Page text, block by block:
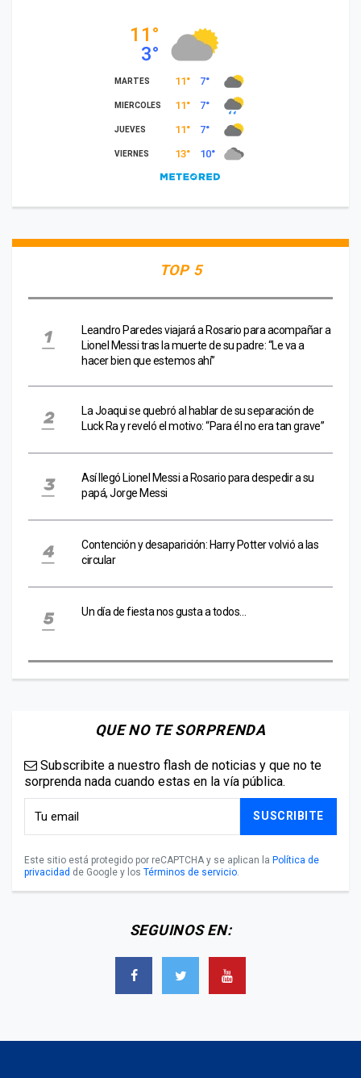
TOP 5
Leandro Paredes viajará a Rosario para acompañar a
Lionel Messi tras la muerte de su padre: “Le va a
hacer bien que estemos ahí”
La Joaqui se quebró al hablar de su separación de
Luck Ra y reveló el motivo: “Para él no era tan grave”
Así llegó Lionel Messi a Rosario para despedir a su
papá, Jorge Messi
Contención y desaparición: Harry Potter volvió a las
circular
Un día de fiesta nos gusta a todos…
QUE NO TE SORPRENDA
Subscribite a nuestro flash de noticias y que no te
sorprenda nada cuando estas en la vía pública.
SUSCRIBITE
Este sitio está protegido por reCAPTCHA y se aplican la Política de
privacidad de Google y los Términos de servicio.
SEGUINOS EN: